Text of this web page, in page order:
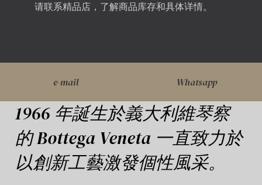
请联系精品店，了解商品库存和具体详情。
e-mail Whatsapp
1966 年誕生於義大利維琴察
的 Bottega Veneta 一直致力於
以創新工藝激發個性風采。